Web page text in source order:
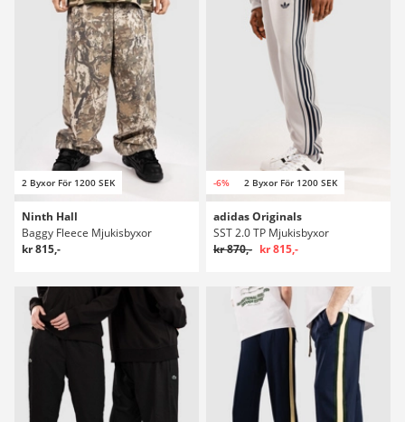
2 Byxor För 1200 SEK
Ninth Hall
Baggy Fleece Mjukisbyxor
kr 815,-
-6% 2 Byxor För 1200 SEK
adidas Originals
SST 2.0 TP Mjukisbyxor
kr 870,- kr 815,-